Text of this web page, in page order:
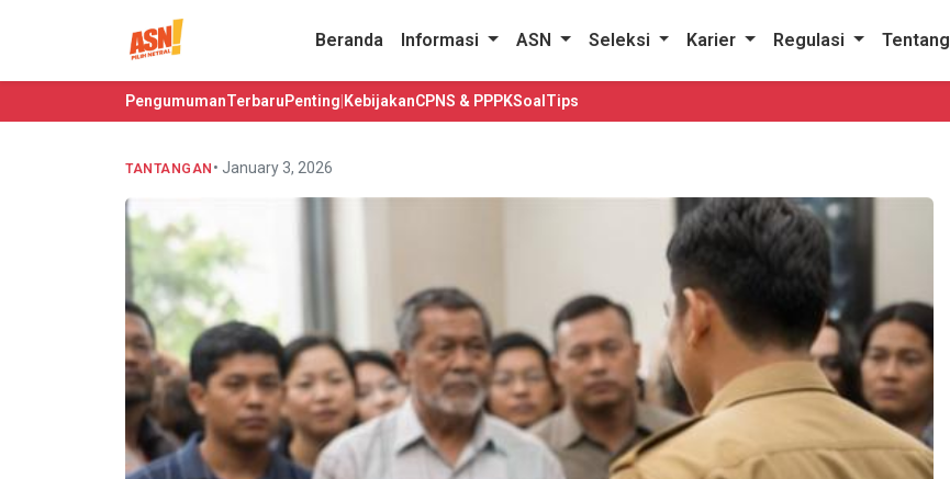
Beranda Informasi ASN Seleksi Karier Regulasi Tentang
PengumumanTerbaruPenting KebijakanCPNS & PPPKSoal Tips
TANTANGAN • January 3, 2026